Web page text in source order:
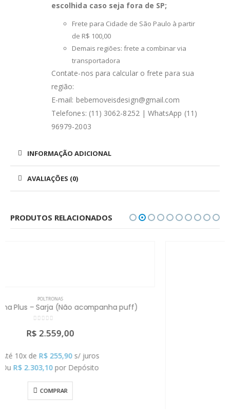
escolhida caso seja fora de SP;
Frete para Cidade de São Paulo à partir
de R$ 100,00
Demais regiões: frete a combinar via
transportadora
Contate-nos para calcular o frete para sua
região:
E-mail: bebemoveisdesign@gmail.com
Telefones: (11) 3062-8252 | WhatsApp (11)
96979-2003
INFORMAÇÃO ADICIONAL
AVALIAÇÕES (0)
PRODUTOS RELACIONADOS
Poltrona Nana Plus – Giro e Balanço
Até 10x de
Ou R$2.362,50